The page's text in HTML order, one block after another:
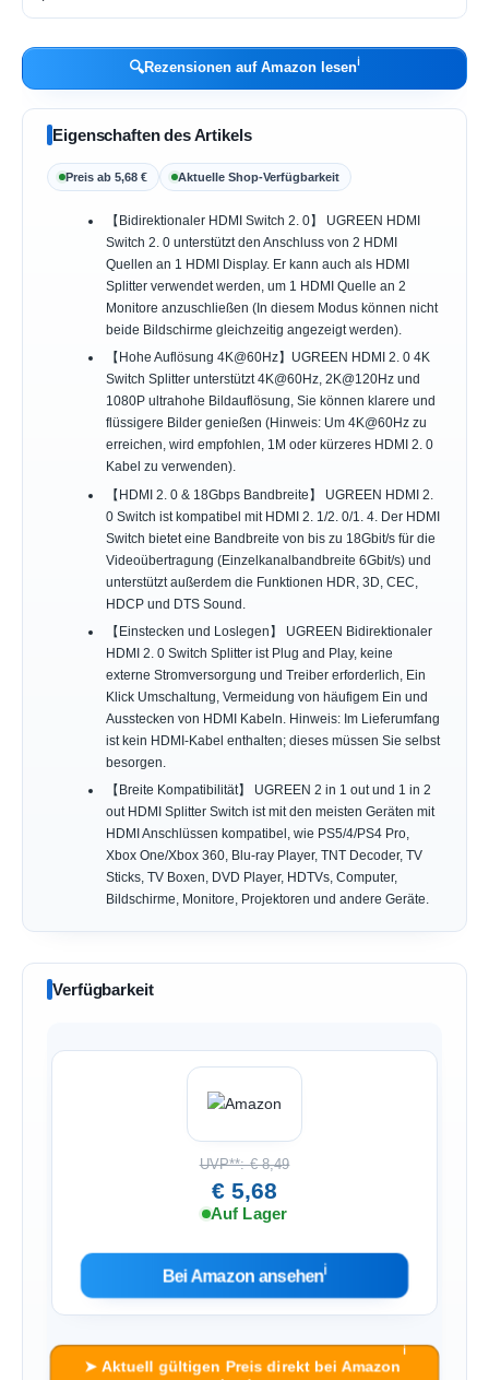
🔍Rezensionen auf Amazon lesenℹ︎
Eigenschaften des Artikels
Preis ab 5,68 € Aktuelle Shop-Verfügbarkeit
【Bidirektionaler HDMI Switch 2. 0】 UGREEN HDMI
Switch 2. 0 unterstützt den Anschluss von 2 HDMI
Quellen an 1 HDMI Display. Er kann auch als HDMI
Splitter verwendet werden, um 1 HDMI Quelle an 2
Monitore anzuschließen (In diesem Modus können nicht
beide Bildschirme gleichzeitig angezeigt werden).
【Hohe Auflösung 4K@60Hz】UGREEN HDMI 2. 0 4K
Switch Splitter unterstützt 4K@60Hz, 2K@120Hz und
1080P ultrahohe Bildauflösung, Sie können klarere und
flüssigere Bilder genießen (Hinweis: Um 4K@60Hz zu
erreichen, wird empfohlen, 1M oder kürzeres HDMI 2. 0
Kabel zu verwenden).
【HDMI 2. 0 & 18Gbps Bandbreite】 UGREEN HDMI 2.
0 Switch ist kompatibel mit HDMI 2. 1/2. 0/1. 4. Der HDMI
Switch bietet eine Bandbreite von bis zu 18Gbit/s für die
Videoübertragung (Einzelkanalbandbreite 6Gbit/s) und
unterstützt außerdem die Funktionen HDR, 3D, CEC,
HDCP und DTS Sound.
【Einstecken und Loslegen】 UGREEN Bidirektionaler
HDMI 2. 0 Switch Splitter ist Plug and Play, keine
externe Stromversorgung und Treiber erforderlich, Ein
Klick Umschaltung, Vermeidung von häufigem Ein und
Ausstecken von HDMI Kabeln. Hinweis: Im Lieferumfang
ist kein HDMI-Kabel enthalten; dieses müssen Sie selbst
besorgen.
【Breite Kompatibilität】 UGREEN 2 in 1 out und 1 in 2
out HDMI Splitter Switch ist mit den meisten Geräten mit
HDMI Anschlüssen kompatibel, wie PS5/4/PS4 Pro,
Xbox One/Xbox 360, Blu-ray Player, TNT Decoder, TV
Sticks, TV Boxen, DVD Player, HDTVs, Computer,
Bildschirme, Monitore, Projektoren und andere Geräte.
Verfügbarkeit
UVP**: € 8,49
€ 5,68
Auf Lager
Bei Amazon ansehenℹ︎
➤ Aktuell gültigen Preis direkt bei Amazon
ℹ︎